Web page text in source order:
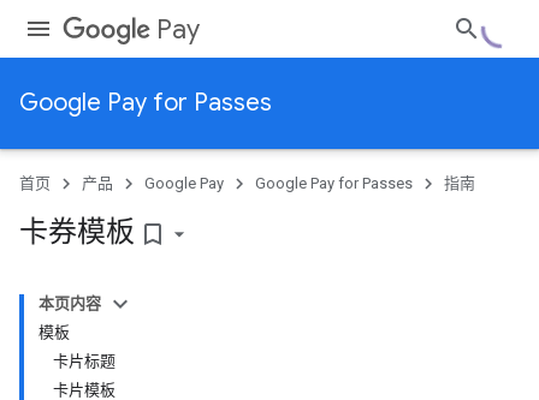
Pay
Google Pay for Passes
首页 产品 Google Pay Google Pay for Passes 指南
卡券模板 bookmark_border
本页内容
模板
卡片标题
卡片模板